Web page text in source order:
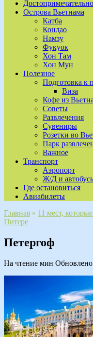
Острова Вьетнама
Катба
Кондао
Намзу
Фукуок
Хон Там
Хон Мун
Полезное
Подготовка к
Виза
Кофе из
Советы
Развлечения
Сувениры
Розетки во
Парк
Важное
Транспорт
Аэропорт
Ж/Д и
Где остановиться
Авиабилеты
Главная » 11 мест,
Питере
Петергоф
На чтение мин Обновлено